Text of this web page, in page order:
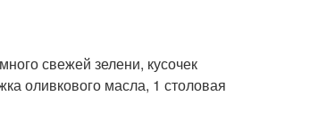
свежей зелени, кусочек
оливкового масла, 1 столовая